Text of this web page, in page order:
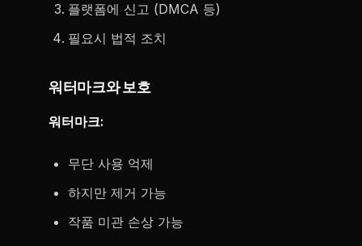
플랫폼에 신고 (DMCA 등)
필요시 법적 조치
워터마크와 보호
워터마크:
무단 사용 억제
하지만 제거 가능
작품 미관 손상 가능